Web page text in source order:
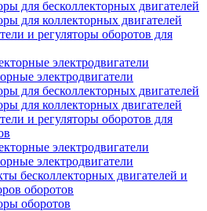
для бесколлекторных двигателей
для коллекторных двигателей
и регуляторы оборотов для
электродвигатели
электродвигатели
для бесколлекторных двигателей
для коллекторных двигателей
и регуляторы оборотов для
электродвигатели
электродвигатели
бесколлекторных двигателей и
оборотов
оборотов